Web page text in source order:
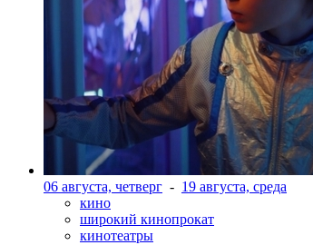
06 августа, четверг - 19 августа, среда
кино
широкий кинопрокат
кинотеатры